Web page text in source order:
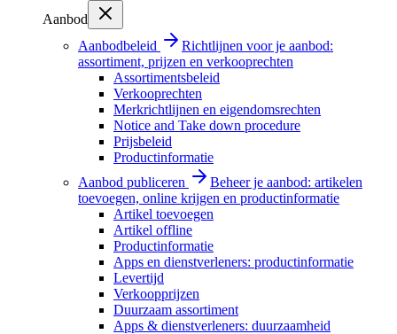
Aanbod
Aanbodbeleid
Richtlijnen voor je aanbod:
assortiment, prijzen en verkooprechten
Assortimentsbeleid
Verkooprechten
Merkrichtlijnen en eigendomsrechten
Notice and Take down procedure
Prijsbeleid
Productinformatie
Aanbod publiceren
Beheer je aanbod: artikelen
toevoegen, online krijgen en productinformatie
Artikel toevoegen
Artikel offline
Productinformatie
Apps en dienstverleners: productinformatie
Levertijd
Verkoopprijzen
Duurzaam assortiment
Apps & dienstverleners: duurzaamheid